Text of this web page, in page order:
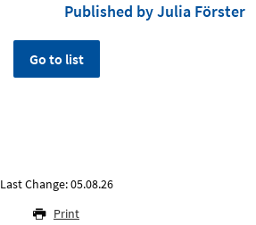
Published by Julia Förster
Go to list
Last Change: 05.08.26
Print